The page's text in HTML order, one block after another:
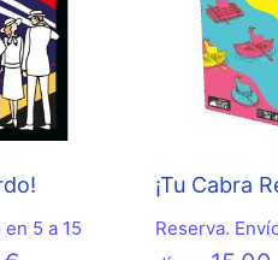
5 a 15
¡Tu Cabra
Reserva.